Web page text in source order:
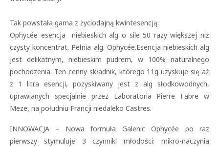
Tak powstała gama z życiodajną kwintesencją:
Ophycée esencja niebieskich alg o sile 50 razy większej niż
czysty koncentrat. Pełnia alg. Ophycée.Esencja niebieskich alg
jest delikatnym, niebieskim pudrem, w 100% naturalnego
pochodzenia. Ten cenny składnik, którego 11g uzyskuje się aż
z 1 litra esencji, pozyskiwany jest z alg słodkowodnych,
uprawianych specjalnie przez Laboratoria Pierre Fabre w
Meze, na południu Francji niedaleko Castres.
INNOWACJA – Nowa formuła Galenic Ophycée po raz
pierwszy stymuluje 3 czynniki młodości: mikro-naczynia